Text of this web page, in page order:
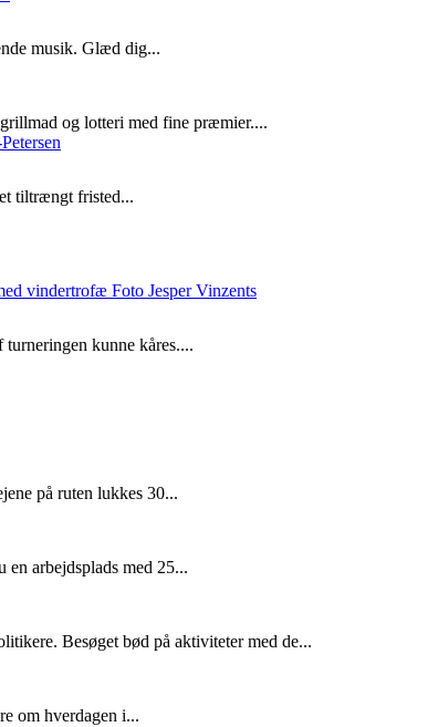
musik. Glæd dig...
og lotteri med fine præmier....
tiltrængt fristed...
kunne kåres....
på ruten lukkes 30...
arbejdsplads med 25...
Besøget bød på aktiviteter med de...
om hverdagen i...